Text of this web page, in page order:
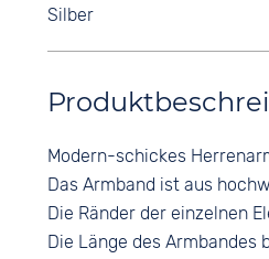
Silber
Modern-schickes
Das Armband ist aus
Die Ränder der einzelnen
Die Länge des Armbandes